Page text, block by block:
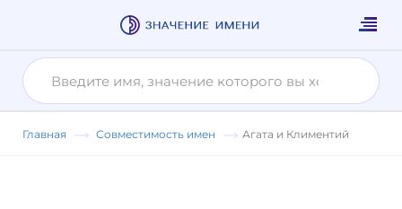
Главная Совместимость имен Агата и Климентий